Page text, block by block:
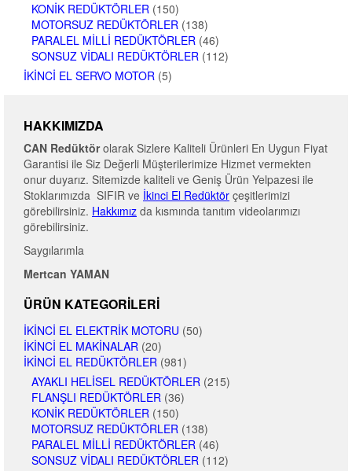
KONIK REDÜKTÖRLER (150)
MOTORSUZ REDÜKTÖRLER (138)
PARALEL MILLI REDÜKTÖRLER (46)
SONSUZ VIDALI REDÜKTÖRLER (112)
İKINCI EL SERVO MOTOR (5)
HAKKIMIZDA
CAN Redüktörolarak Sizlere Kaliteli Ürünleri En Uygun Fiyat
Garantisi ile Siz Değerli Müşterilerimize Hizmet vermekten
onur duyarız. Sitemizde kaliteli ve Geniş Ürün Yelpazesi ile
Stoklarımızda SIFIR ve İkinci El Redüktör çeşitlerimizi
görebilirsiniz. Hakkımız da kısmında tanıtım videolarımızı
görebilirsiniz.
Saygılarımla
Mertcan YAMAN
ÜRÜN KATEGORILERI
İKINCI EL ELEKTRIK MOTORU (50)
İKINCI EL MAKINALAR (20)
İKINCI EL REDÜKTÖRLER (981)
AYAKLI HELISEL REDÜKTÖRLER (215)
FLANŞLI REDÜKTÖRLER (36)
KONIK REDÜKTÖRLER (150)
MOTORSUZ REDÜKTÖRLER (138)
PARALEL MILLI REDÜKTÖRLER (46)
SONSUZ VIDALI REDÜKTÖRLER (112)